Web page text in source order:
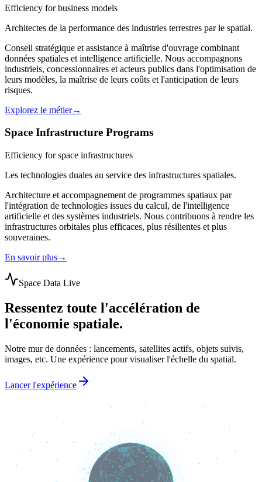
Efficiency for business models
Architectes de la performance des industries terrestres par le spatial.
Conseil stratégique et assistance à maîtrise d'ouvrage combinant
données spatiales et intelligence artificielle. Nous accompagnons
industriels, concessionnaires et acteurs publics dans l'optimisation de
leurs modèles, la maîtrise de leurs coûts et l'anticipation de leurs
risques.
Explorez le métier→
Space Infrastructure Programs
Efficiency for space infrastructures
Les technologies duales au service des infrastructures spatiales.
Architecture et accompagnement de programmes spatiaux par
l'intégration de technologies issues du calcul, de l'intelligence
artificielle et des systèmes industriels. Nous contribuons à rendre les
infrastructures orbitales plus efficaces, plus résilientes et plus
souveraines.
En savoir plus→
Space Data Live
Ressentez toute l'accélération de
l'économie spatiale.
Notre mur de données : lancements, satellites actifs, objets suivis,
images, etc. Une expérience pour visualiser l'échelle du spatial.
Lancer l'expérience